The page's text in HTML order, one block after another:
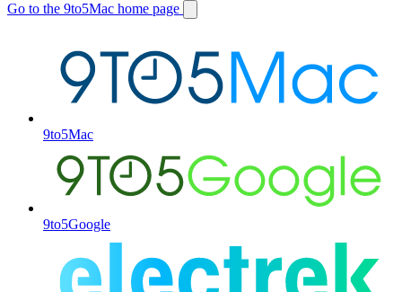
Go to the 9to5Mac home page
Switch
9to5Mac
9to5Google